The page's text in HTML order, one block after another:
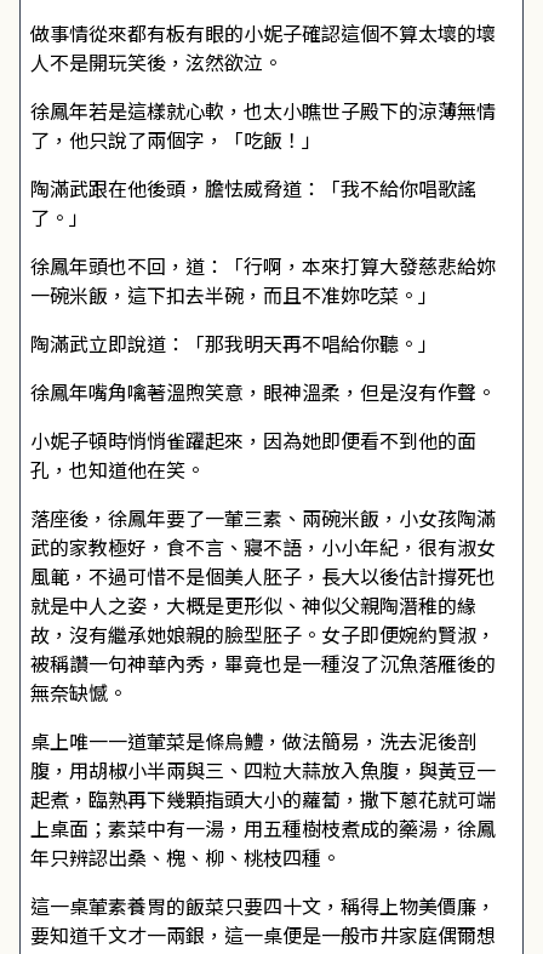
做事情從來都有板有眼的小妮子確認這個不算太壞的壞
人不是開玩笑後，泫然欲泣。
徐鳳年若是這樣就心軟，也太小瞧世子殿下的涼薄無情
了，他只說了兩個字，「吃飯！」
陶滿武跟在他後頭，膽怯威脅道：「我不給你唱歌謠
了。」
徐鳳年頭也不回，道：「行啊，本來打算大發慈悲給妳
一碗米飯，這下扣去半碗，而且不准妳吃菜。」
陶滿武立即說道：「那我明天再不唱給你聽。」
徐鳳年嘴角噙著溫煦笑意，眼神溫柔，但是沒有作聲。
小妮子頓時悄悄雀躍起來，因為她即便看不到他的面
孔，也知道他在笑。
落座後，徐鳳年要了一葷三素、兩碗米飯，小女孩陶滿
武的家教極好，食不言、寢不語，小小年紀，很有淑女
風範，不過可惜不是個美人胚子，長大以後估計撐死也
就是中人之姿，大概是更形似、神似父親陶潛稚的緣
故，沒有繼承她娘親的臉型胚子。女子即便婉約賢淑，
被稱讚一句神華內秀，畢竟也是一種沒了沉魚落雁後的
無奈缺憾。
桌上唯一一道葷菜是條烏鱧，做法簡易，洗去泥後剖
腹，用胡椒小半兩與三、四粒大蒜放入魚腹，與黃豆一
起煮，臨熟再下幾顆指頭大小的蘿蔔，撒下蔥花就可端
上桌面；素菜中有一湯，用五種樹枝煮成的藥湯，徐鳳
年只辨認出桑、槐、柳、桃枝四種。
這一桌葷素養胃的飯菜只要四十文，稱得上物美價廉，
要知道千文才一兩銀，這一桌便是一般市井家庭偶爾想